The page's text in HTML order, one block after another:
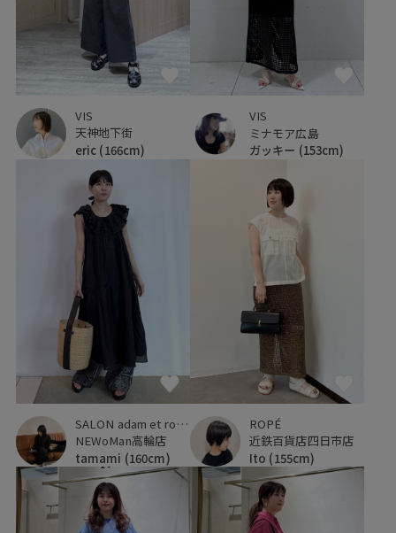
VIS
天神地下街
eric (166cm)
VIS
ミナモア広島
ガッキー (153cm)
SALON adam et ropé
NEWoMan高輪店
tamami (160cm)
ROPÉ
近鉄百貨店四日市店
Ito (155cm)